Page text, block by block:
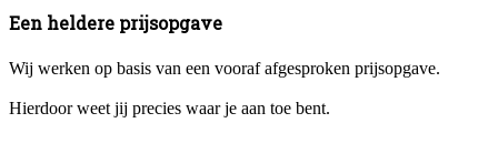
Een heldere prijsopgave
Wij werken op basis van een vooraf afgesproken prijsopgave.
Hierdoor weet jij precies waar je aan toe bent.